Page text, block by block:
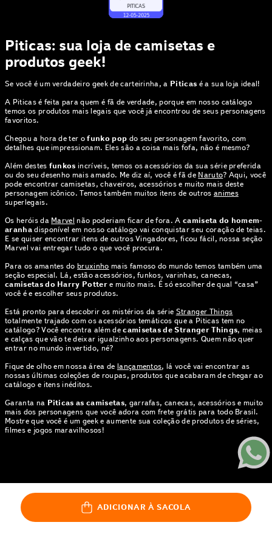
ADICIONAR À SACOLA
Piticas: sua loja de camisetas e
produtos geek!
Se você é um verdadeiro geek de carteirinha, a Piticas é a sua loja ideal!
A Piticas é feita para quem é fã de verdade, porque em nosso catálogo
temos os produtos mais legais que você já encontrou de seus personagens
favoritos.
Chegou a hora de ter ofunko pop do seu personagem favorito, com
detalhes que impressionam. Eles são a coisa mais fofa, não é mesmo?
Além destes funkos incríveis, temos os acessórios da sua série preferida
ou do seu desenho mais amado. Me diz aí, você é fã de Naruto? Aqui, você
pode encontrar camisetas, chaveiros, acessórios e muito mais deste
personagem icônico. Temos também muitos itens de outros animes
superlegais.
Os heróis da Marvel não poderiam ficar de fora. Acamiseta do homem-
aranhadisponível em nosso catálogo vai conquistar seu coração de teias.
E se quiser encontrar itens de outros Vingadores, ficou fácil, nossa seção
Marvel vai entregar tudo o que você procura.
Para os amantes dobruxinho mais famoso do mundo temos também uma
seção especial. Lá, estão acessórios, funkos, varinhas, canecas,
camisetas do Harry Potter e muito mais. É só escolher de qual “casa”
você é e escolher seus produtos.
Está pronto para descobrir os mistérios da série Stranger Things
totalmente trajado com os acessórios temáticos que a Piticas tem no
catálogo? Você encontra além decamisetas de Stranger Things, meias
e calças que vão te deixar igualzinho aos personagens. Quem não quer
entrar no mundo invertido, né?
Fique de olho em nossa área de lançamentos, lá você vai encontrar as
nossas últimas coleções de roupas, produtos que acabaram de chegar ao
catálogo e itens inéditos.
Garanta na Piticas as camisetas, garrafas, canecas, acessórios e muito
mais dos personagens que você adora com frete grátis para todo Brasil.
Mostre que você é um geek e aumente sua coleção de produtos de séries,
filmes e jogos maravilhosos!
ROD SP 255 KM 169, LOTE GLEBA A5 E B, ÁREA RURAL DE BARRA
BONITA | BARRA BONITA - SP | CEP 17349-899